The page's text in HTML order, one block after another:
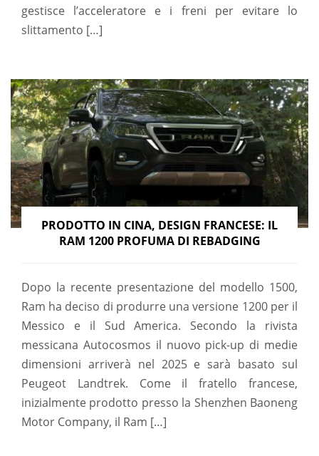
gestisce l’acceleratore e i freni per evitare lo
slittamento […]
PRODOTTO IN CINA, DESIGN FRANCESE: IL
RAM 1200 PROFUMA DI REBADGING
Dopo la recente presentazione del modello 1500,
Ram ha deciso di produrre una versione 1200 per il
Messico e il Sud America. Secondo la rivista
messicana Autocosmos il nuovo pick-up di medie
dimensioni arriverà nel 2025 e sarà basato sul
Peugeot Landtrek. Come il fratello francese,
inizialmente prodotto presso la Shenzhen Baoneng
Motor Company, il Ram […]